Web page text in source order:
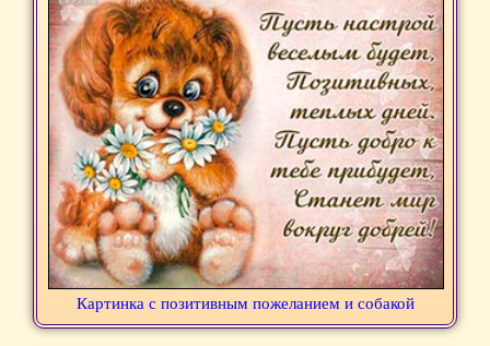
Картинка с позитивным пожеланием и собакой